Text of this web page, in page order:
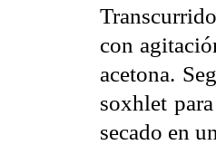
con
acetona.
soxhlet
secado en